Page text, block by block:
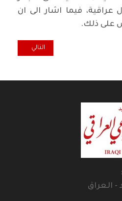
عراقية، فيما اشار الى ان
على ذلك.
يدعو الى قطع الطريق علىالمقال التالي:
التالي
- العراق